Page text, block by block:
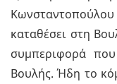
καταθέσει στη
συμπεριφορά
Βουλής. Ήδη το